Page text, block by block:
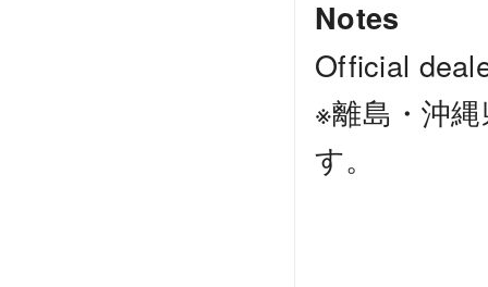
Notes
Official
※離島・沖
す。